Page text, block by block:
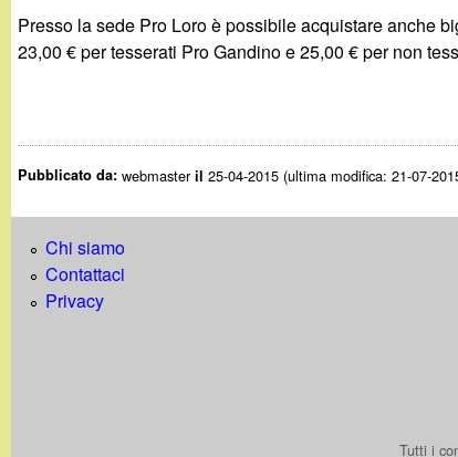
Presso la sede Pro Loro è possibile acquistare anche
23,00 € per tesserati Pro Gandino e 25,00 € per non
Pubblicato da:webmasteril 25-04-2015 (ultima modifica: 21-07-
Chi siamo
Contattaci
Privacy
Tutti i